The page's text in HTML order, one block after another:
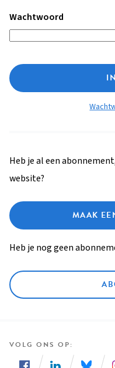
Wachtwoord
Heb je al een
website?
MAAK
Heb je nog geen
VOLG ONS OP